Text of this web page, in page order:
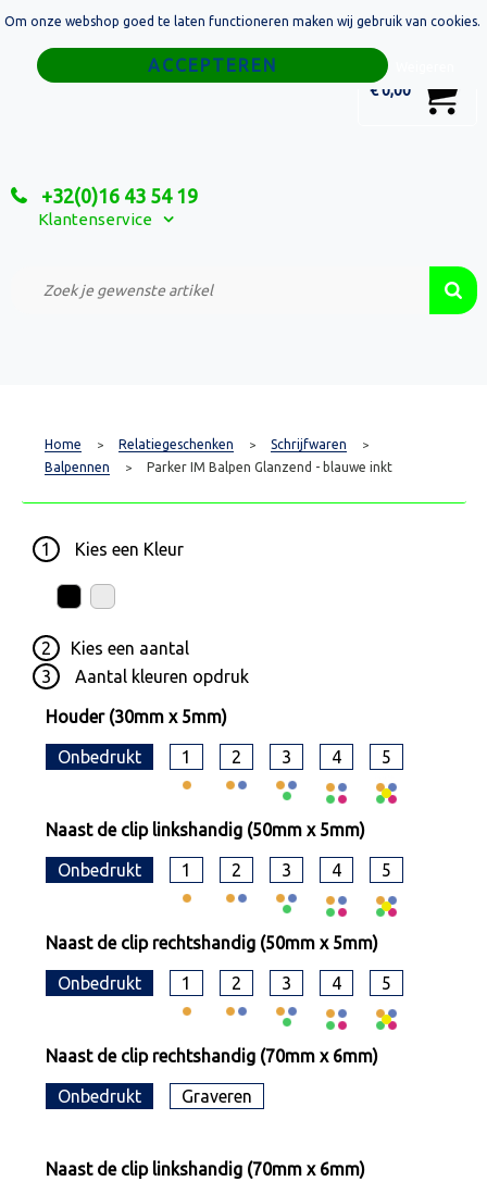
€ 0,00
+32(0)16 43 54 19
Klantenservice
Home
Relatiegeschenken
Custom Made Projecten
Home > Relatiegeschenken > Schrijfwaren >
Balpennen > Parker IM Balpen Glanzend - blauwe inkt
1 Kies een Kleur
2 Kies een aantal
3
Aantal kleuren opdruk
Houder (30mm x 5mm)
Onbedrukt 1 2 3 4 5
Naast de clip linkshandig (50mm x 5mm)
Onbedrukt 1 2 3 4 5
Naast de clip rechtshandig (50mm x 5mm)
Onbedrukt 1 2 3 4 5
Naast de clip rechtshandig (70mm x 6mm)
Onbedrukt Graveren
Naast de clip linkshandig (70mm x 6mm)
Om onze webshop goed te laten functioneren maken wij gebruik van cookies.